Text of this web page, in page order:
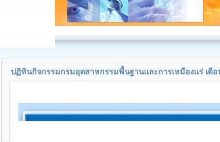
ปฏิทินกิจกรรมกรมอุตสาหกรรมพื้นฐานและการเหมืองแร่ เดือ